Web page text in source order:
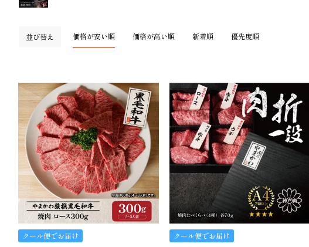
並び替え 価格が安い順 価格が高い順 新着順 優先度順
クール便でお届け クール便でお届け